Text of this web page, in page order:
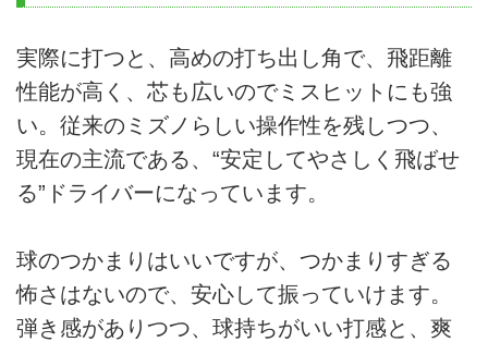
実際に打つと、高めの打ち出し角で、飛距離
性能が高く、芯も広いのでミスヒットにも強
い。従来のミズノらしい操作性を残しつつ、
現在の主流である、“安定してやさしく飛ばせ
る”ドライバーになっています。
球のつかまりはいいですが、つかまりすぎる
怖さはないので、安心して振っていけます。
弾き感がありつつ、球持ちがいい打感と、爽